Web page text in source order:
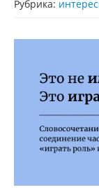
Рубрика: